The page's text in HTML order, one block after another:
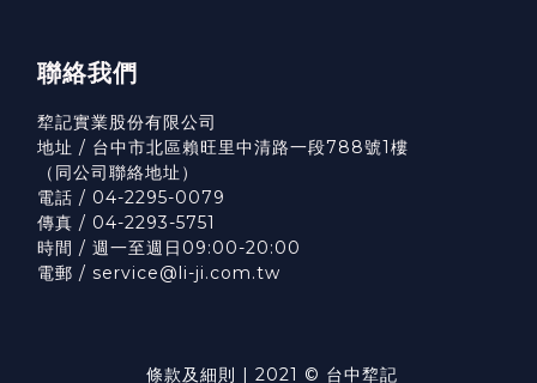
聯絡我們
犂記實業股份有限公司
地址 / 台中市北區賴旺里中清路一段788號1樓
（ 同公司聯絡地址）
電話 / 04-2295-0079
傳真 / 04-2293-5751
時間 / 週一至週日09:00-20:00
電郵 / service@li-ji.com.tw
條款及細則 | 2021 © 台中犂記